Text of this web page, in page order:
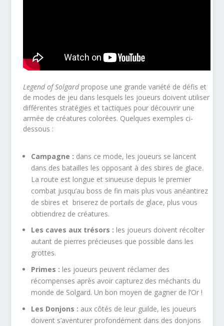
Legend of Solgardpropose une grande variété de défis et
de modes de jeu dans lesquels les joueurs doivent utiliser
différentes stratégies et tactiques pour découvrir une
armée de créatures colorées. Quelques exemples ci-
dessous :
Campagne : dans ce mode, les joueurs se lancent
dans des batailles les opposant à des sbires de glace.
La route est longue et sinueuse depuis le premier
combat jusqu’au boss de fin mais plus vous anéantirez
de sbires et briserez de portails de glace, plus vous
obtiendrez de créatures.
Les caves aux trésors : les joueurs doivent récolter
autant de pierres précieuses que possible dans les
grottes.
Primes : les joueurs peuvent réclamer des
récompenses après avoir capturez des méchants du
monde de Solgard. Un bon moyen de gagner de l’Or !
Les Donjons : aux côtés de leur guilde, les joueurs
doivent s’aventurer profondément dans des donjons